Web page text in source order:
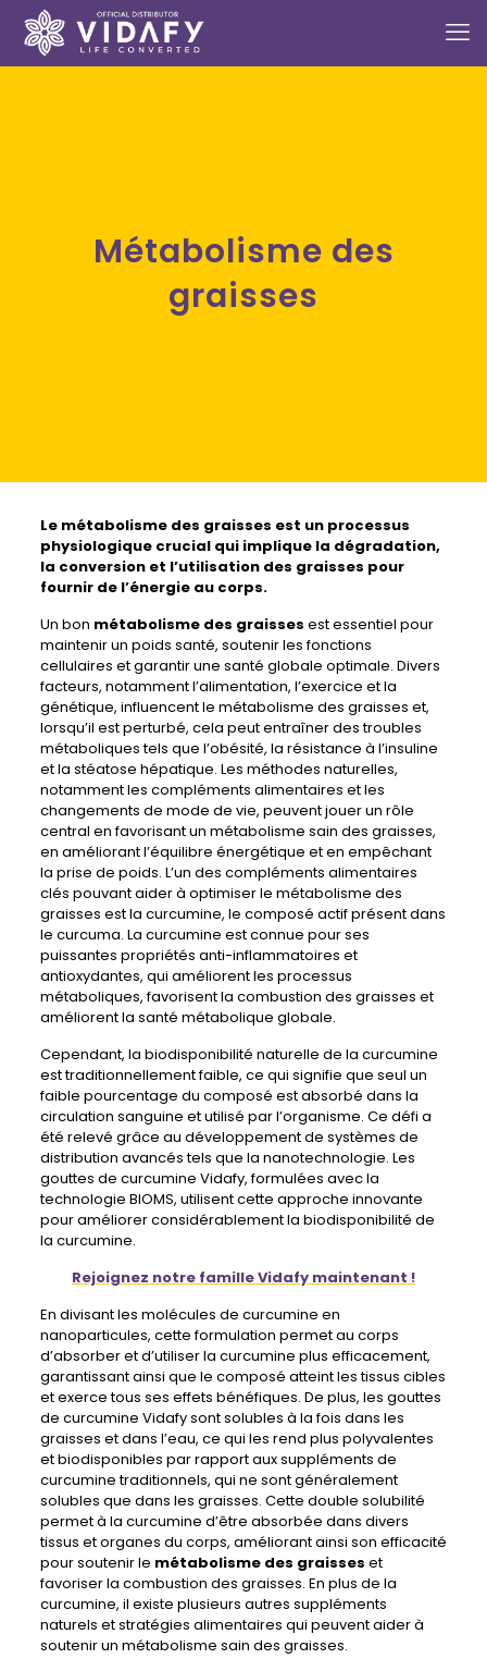
Métabolisme des
graisses
Le métabolisme des graisses est un processus
physiologique crucial qui implique la dégradation,
la conversion et l’utilisation des graisses pour
fournir de l’énergie au corps.
Un bon métabolisme des graisses est essentiel pour
maintenir un poids santé, soutenir les fonctions
cellulaires et garantir une santé globale optimale. Divers
facteurs, notamment l’alimentation, l’exercice et la
génétique, influencent le métabolisme des graisses et,
lorsqu’il est perturbé, cela peut entraîner des troubles
métaboliques tels que l’obésité, la résistance à l’insuline
et la stéatose hépatique. Les méthodes naturelles,
notamment les compléments alimentaires et les
changements de mode de vie, peuvent jouer un rôle
central en favorisant un métabolisme sain des graisses,
en améliorant l’équilibre énergétique et en empêchant
la prise de poids. L’un des compléments alimentaires
clés pouvant aider à optimiser le métabolisme des
graisses est la curcumine, le composé actif présent dans
le curcuma. La curcumine est connue pour ses
puissantes propriétés anti-inflammatoires et
antioxydantes, qui améliorent les processus
métaboliques, favorisent la combustion des graisses et
améliorent la santé métabolique globale.
Cependant, la biodisponibilité naturelle de la curcumine
est traditionnellement faible, ce qui signifie que seul un
faible pourcentage du composé est absorbé dans la
circulation sanguine et utilisé par l’organisme. Ce défi a
été relevé grâce au développement de systèmes de
distribution avancés tels que la nanotechnologie. Les
gouttes de curcumine Vidafy, formulées avec la
technologie BIOMS, utilisent cette approche innovante
pour améliorer considérablement la biodisponibilité de
la curcumine.
Rejoignez notre famille Vidafy maintenant !
En divisant les molécules de curcumine en
nanoparticules, cette formulation permet au corps
d’absorber et d’utiliser la curcumine plus efficacement,
garantissant ainsi que le composé atteint les tissus cibles
et exerce tous ses effets bénéfiques. De plus, les gouttes
de curcumine Vidafy sont solubles à la fois dans les
graisses et dans l’eau, ce qui les rend plus polyvalentes
et biodisponibles par rapport aux suppléments de
curcumine traditionnels, qui ne sont généralement
solubles que dans les graisses. Cette double solubilité
permet à la curcumine d’être absorbée dans divers
tissus et organes du corps, améliorant ainsi son efficacité
pour soutenir le métabolisme des graisses et
favoriser la combustion des graisses. En plus de la
curcumine, il existe plusieurs autres suppléments
naturels et stratégies alimentaires qui peuvent aider à
soutenir un métabolisme sain des graisses.